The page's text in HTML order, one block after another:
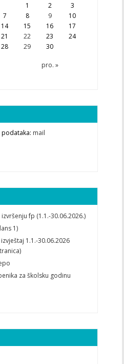
pro. »
1 2
3
7 8 9
10
14 15 16
17
21 22 23
24
28 29 30
podataka: mail
fp (1.1.-30.06.2026.)
1)
1.1.-30.06.2026
za školsku godinu